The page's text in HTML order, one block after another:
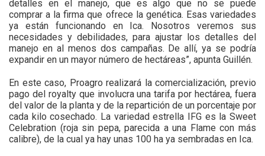
detalles en el manejo, que es algo que no se puede
comprar a la firma que ofrece la genética. Esas variedades
ya están funcionando en Ica. Nosotros veremos sus
necesidades y debilidades, para ajustar los detalles del
manejo en al menos dos campañas. De allí, ya se podría
expandir en un mayor número de hectáreas”, apunta Guillén.
En este caso, Proagro realizará la comercialización, previo
pago del royalty que involucra una tarifa por hectárea, fuera
del valor de la planta y de la repartición de un porcentaje por
cada kilo cosechado. La variedad estrella IFG es la Sweet
Celebration (roja sin pepa, parecida a una Flame con más
calibre), de la cual ya hay unas 100 ha ya sembradas en Ica.